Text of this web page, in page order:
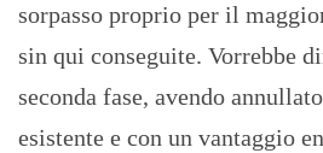
sorpasso proprio per il
sin qui conseguite. Vorrebbe
seconda fase, avendo
esistente e con un vantaggio